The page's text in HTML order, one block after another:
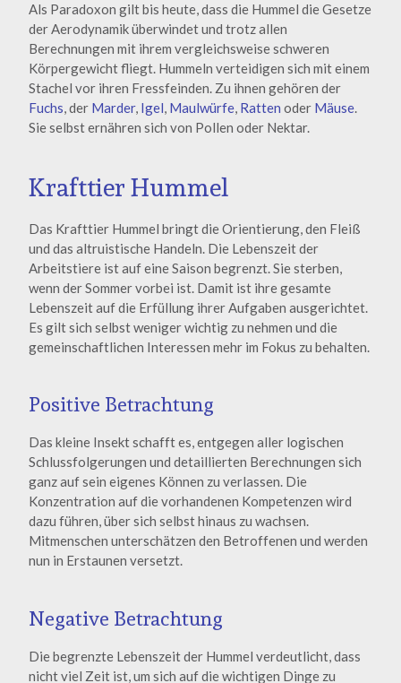
Als Paradoxon gilt bis heute, dass die Hummel die Gesetze
der Aerodynamik überwindet und trotz allen
Berechnungen mit ihrem vergleichsweise schweren
Körpergewicht fliegt. Hummeln verteidigen sich mit einem
Stachel vor ihren Fressfeinden. Zu ihnen gehören der
Fuchs, der Marder, Igel, Maulwürfe, Ratten oder Mäuse.
Sie selbst ernähren sich von Pollen oder Nektar.
Krafttier Hummel
Das Krafttier Hummel bringt die Orientierung, den Fleiß
und das altruistische Handeln. Die Lebenszeit der
Arbeitstiere ist auf eine Saison begrenzt. Sie sterben,
wenn der Sommer vorbei ist. Damit ist ihre gesamte
Lebenszeit auf die Erfüllung ihrer Aufgaben ausgerichtet.
Es gilt sich selbst weniger wichtig zu nehmen und die
gemeinschaftlichen Interessen mehr im Fokus zu behalten.
Positive Betrachtung
Das kleine Insekt schafft es, entgegen aller logischen
Schlussfolgerungen und detaillierten Berechnungen sich
ganz auf sein eigenes Können zu verlassen. Die
Konzentration auf die vorhandenen Kompetenzen wird
dazu führen, über sich selbst hinaus zu wachsen.
Mitmenschen unterschätzen den Betroffenen und werden
nun in Erstaunen versetzt.
Negative Betrachtung
Die begrenzte Lebenszeit der Hummel verdeutlicht, dass
nicht viel Zeit ist, um sich auf die wichtigen Dinge zu